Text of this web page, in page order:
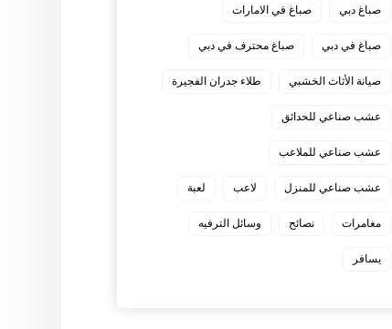
صباغ دبي صباغ في الامارات
صباغ في دبي صباغ محترف في دبي
صيانة الأثاث الخشبي طلاء جدران الفجيرة
عشب صناعي للحدائق
عشب صناعي للملاعب
عشب صناعي للمنزل لاعب لعبة
مغامرات نصائح وسائل الترفيه
يسافر